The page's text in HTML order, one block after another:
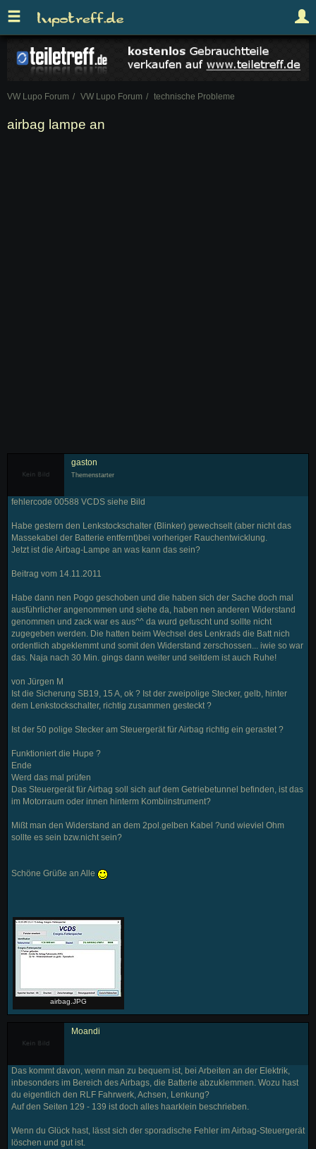
VW Lupo Forum VW Lupo Forum technische Probleme
airbag lampe an
gaston
Themenstarter
fehlercode 00588 VCDS siehe Bild
Habe gestern den Lenkstockschalter (Blinker) gewechselt (aber nicht das
Massekabel der Batterie entfernt)bei vorheriger Rauchentwicklung.
Jetzt ist die Airbag-Lampe an was kann das sein?
Beitrag vom 14.11.2011
Habe dann nen Pogo geschoben und die haben sich der Sache doch mal
ausführlicher angenommen und siehe da, haben nen anderen Widerstand
genommen und zack war es aus^^ da wurd gefuscht und sollte nicht
zugegeben werden. Die hatten beim Wechsel des Lenkrads die Batt nich
ordentlich abgeklemmt und somit den Widerstand zerschossen... iwie so war
das. Naja nach 30 Min. gings dann weiter und seitdem ist auch Ruhe!
von Jürgen M
Ist die Sicherung SB19, 15 A, ok ? Ist der zweipolige Stecker, gelb, hinter
dem Lenkstockschalter, richtig zusammen gesteckt ?
Ist der 50 polige Stecker am Steuergerät für Airbag richtig ein gerastet ?
Funktioniert die Hupe ?
Ende
Werd das mal prüfen
Das Steuergerät für Airbag soll sich auf dem Getriebetunnel befinden, ist das
im Motorraum oder innen hinterm Kombiinstrument?
Mißt man den Widerstand an dem 2pol.gelben Kabel ?und wieviel Ohm
sollte es sein bzw.nicht sein?
Schöne Grüße an Alle
airbag.JPG
Moandi
Das kommt davon, wenn man zu bequem ist, bei Arbeiten an der Elektrik,
inbesonders im Bereich des Airbags, die Batterie abzuklemmen. Wozu hast
du eigentlich den RLF Fahrwerk, Achsen, Lenkung?
Auf den Seiten 129 - 139 ist doch alles haarklein beschrieben.
Wenn du Glück hast, lässt sich der sporadische Fehler im Airbag-Steuergerät
löschen und gut ist.